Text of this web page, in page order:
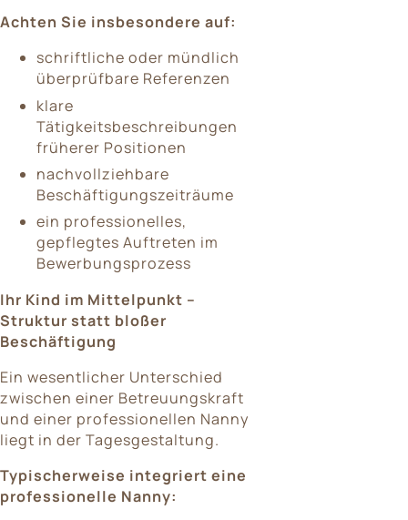
Achten Sie insbesondere auf:
schriftliche oder mündlich
überprüfbare Referenzen
klare
Tätigkeitsbeschreibungen
früherer Positionen
nachvollziehbare
Beschäftigungszeiträume
ein professionelles,
gepflegtes Auftreten im
Bewerbungsprozess
Ihr Kind im Mittelpunkt –
Struktur statt bloßer
Beschäftigung
Ein wesentlicher Unterschied
zwischen einer Betreuungskraft
und einer professionellen Nanny
liegt in der Tagesgestaltung.
Typischerweise integriert eine
professionelle Nanny: